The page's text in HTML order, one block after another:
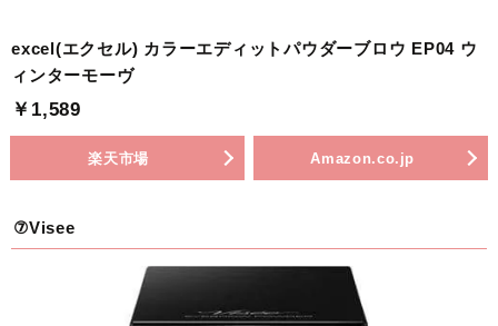
excel(エクセル) カラーエディットパウダーブロウ EP04 ウ
ィンターモーヴ
￥1,589
楽天市場 Amazon.co.jp
⑦Visee